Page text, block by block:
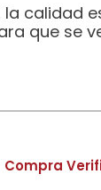
calidad
que se
Compra